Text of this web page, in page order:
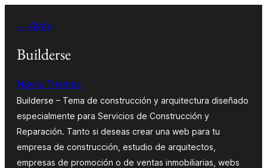
contenido
← Atrás
Builderse
Nayra Themes
Builderse – Tema de construcción y arquitectura diseñado
especialmente para Servicios de Construcción y
Reparación. Tanto si deseas crear una web para tu
empresa de construcción, estudio de arquitectos,
empresas de promoción o de ventas inmobiliarias, webs